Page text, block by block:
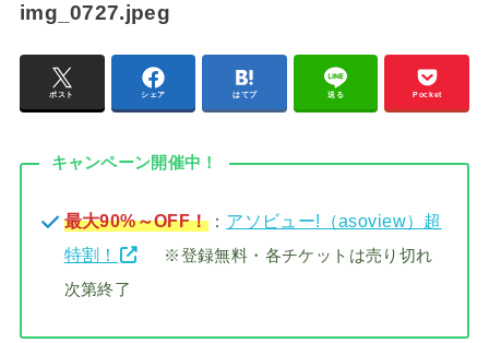
img_0727.jpeg
ポスト シェア はてブ 送る Pocket
キャンペーン開催中！
最大90%～OFF！： アソビュー!（asoview）超
特割！
※登録無料・各チケットは売り切れ
次第終了